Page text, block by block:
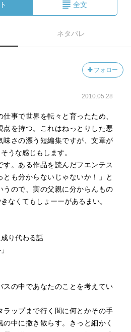
全文
ネタバレ
フォロー
2010.05.28
仕事で世界を転々と育ったため、
点を持つ。これはねっとりした悪
味さの漂う短編集ですが、文章が
うな感じもします。
す。ある作品を読んだフエンテス
も分からないじゃないか！」と
うので、実の父親に分からんもの
なくてもしょーーがあるまい。
り代わる話
スの中であなたのことを考えてい
ラップまで行く間に何とかその手
中に撒き散らす。きっと細かく